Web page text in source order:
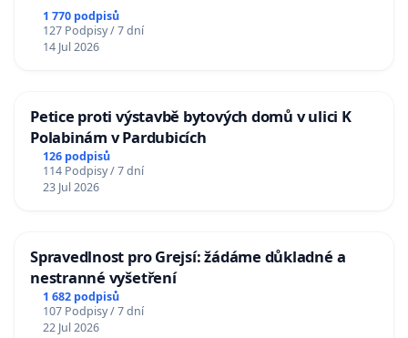
1 770 podpisů
127 Podpisy / 7 dní
14 Jul 2026
Petice proti výstavbě bytových domů v ulici K
Polabinám v Pardubicích
126 podpisů
114 Podpisy / 7 dní
23 Jul 2026
Spravedlnost pro Grejsí: žádáme důkladné a
nestranné vyšetření
1 682 podpisů
107 Podpisy / 7 dní
22 Jul 2026